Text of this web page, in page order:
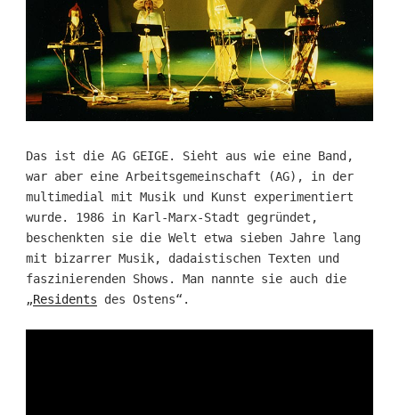
Das ist die AG GEIGE. Sieht aus wie eine Band,
war aber eine Arbeitsgemeinschaft (AG), in der
multimedial mit Musik und Kunst experimentiert
wurde. 1986 in Karl-Marx-Stadt gegründet,
beschenkten sie die Welt etwa sieben Jahre lang
mit bizarrer Musik, dadaistischen Texten und
faszinierenden Shows. Man nannte sie auch die
„Residents des Ostens“.